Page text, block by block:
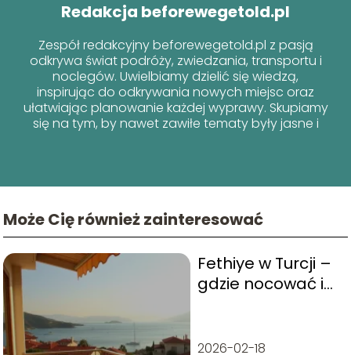
Redakcja beforewegetold.pl
Zespół redakcyjny beforewegetold.pl z pasją
odkrywa świat podróży, zwiedzania, transportu i
noclegów. Uwielbiamy dzielić się wiedzą,
inspirując do odkrywania nowych miejsc oraz
ułatwiając planowanie każdej wyprawy. Skupiamy
się na tym, by nawet zawiłe tematy były jasne i
Może Cię również zainteresować
Fethiye w Turcji –
gdzie nocować i
2026-02-18